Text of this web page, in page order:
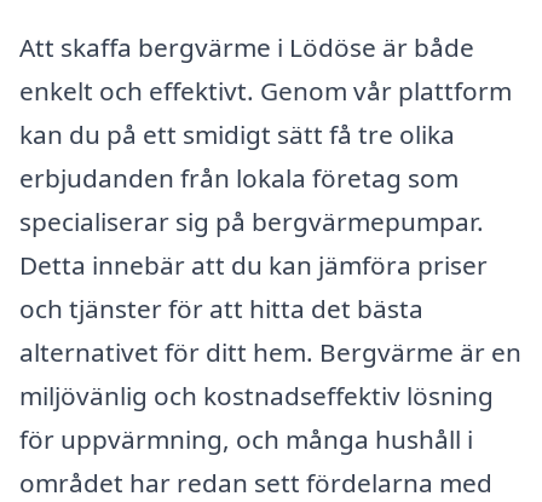
Att skaffa bergvärme i Lödöse är både
enkelt och effektivt. Genom vår plattform
kan du på ett smidigt sätt få tre olika
erbjudanden från lokala företag som
specialiserar sig på bergvärmepumpar.
Detta innebär att du kan jämföra priser
och tjänster för att hitta det bästa
alternativet för ditt hem. Bergvärme är en
miljövänlig och kostnadseffektiv lösning
för uppvärmning, och många hushåll i
området har redan sett fördelarna med